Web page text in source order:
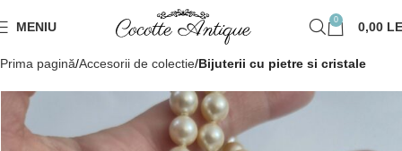
MENIU 0 0,00
Prima pagină Accesorii de colectie Bijuterii cu pietre si cristale